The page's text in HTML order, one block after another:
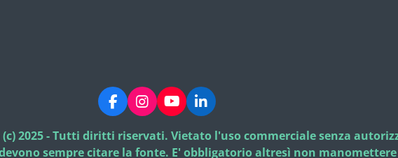
F
a
c
I
n
s
Y
o
u
T
L
i
n
k
2025 - Tutti diritti riservati. Vietato l'uso commerciale senza
sempre citare la fonte. E' obbligatorio altresì non